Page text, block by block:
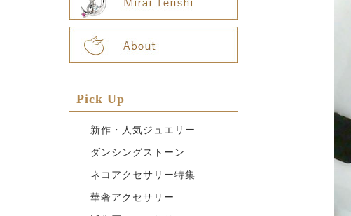
Pick Up
新作・人気ジュエリー
ダンシングストーン
ネコアクセサリー特集
華奢アクセサリー